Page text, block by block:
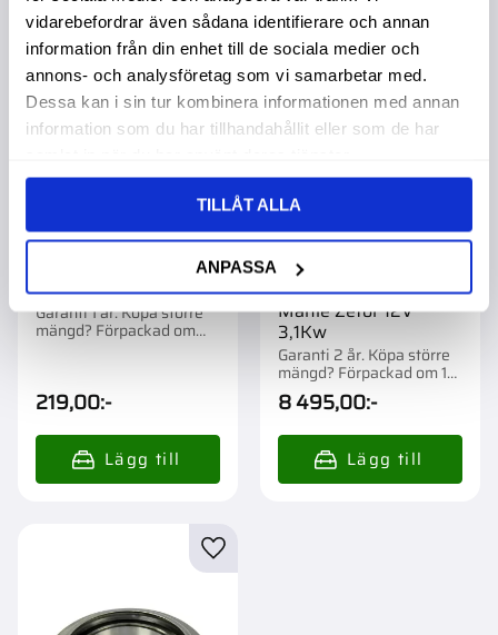
vidarebefordrar även sådana identifierare och annan
information från din enhet till de sociala medier och
annons- och analysföretag som vi samarbetar med.
Dessa kan i sin tur kombinera informationen med annan
information som du har tillhandahållit eller som de har
TILLÅT ALLA
ANPASSA
Oljefilter
Garanti 1 år. Köpa större
mängd? Förpackad om
219,00:-
Lägg till i favoriter
Startmotor Mahle
Mahle Zetor 12V
3,1Kw
Garanti 2 år. Köpa större
mängd? Förpackad om 1
st.
8 495,00:-
Lägg till i favoriter